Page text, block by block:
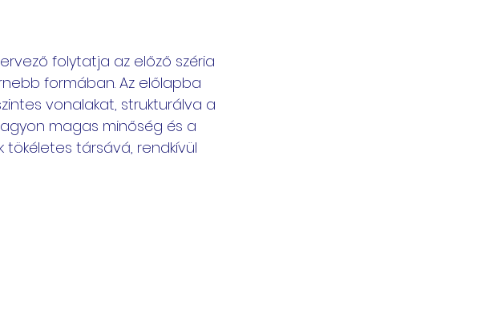
folytatja az előző széria
formában. Az előlapba
vonalakat, strukturálva a
magas minőség és a
társává, rendkívül